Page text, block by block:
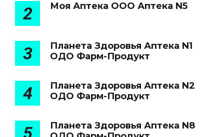
2 Моя Аптека ООО Аптека N5
3
Планета Здоровья Аптека N1
ОДО Фарм-Продукт
4
Планета Здоровья Аптека N2
ОДО Фарм-Продукт
5
Планета Здоровья Аптека N8